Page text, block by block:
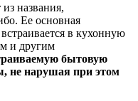
названия,
Ее основная
в кухонную
и другим
бытовую
не нарушая при этом